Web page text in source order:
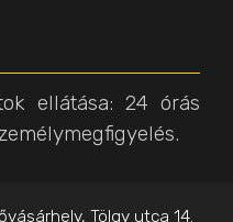
ellátása: 24 órás
Tölgy utca 14.